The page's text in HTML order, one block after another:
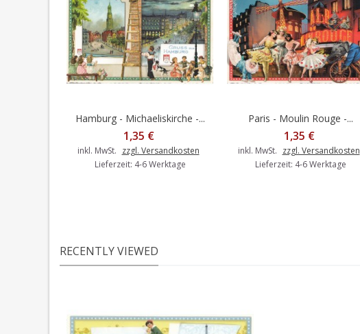
In den Warenkorb
Hamburg - Michaeliskirche -...
1,35 €
inkl. MwSt. zzgl. Versandkosten
Lieferzeit: 4-6 Werktage
In den Warenkorb
Paris - Moulin Rouge -...
1,35 €
inkl. MwSt. zzgl. Versandkosten
Lieferzeit: 4-6 Werktage
RECENTLY VIEWED